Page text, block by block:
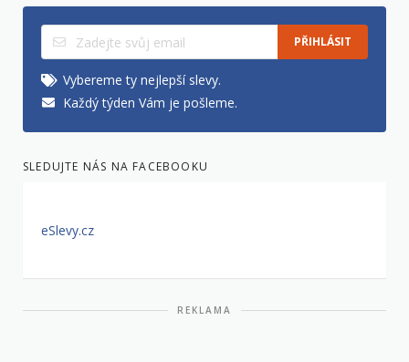
PŘIHLÁSIT
Vybereme ty nejlepší slevy.
Každý týden Vám je pošleme.
SLEDUJTE NÁS NA FACEBOOKU
eSlevy.cz
REKLAMA